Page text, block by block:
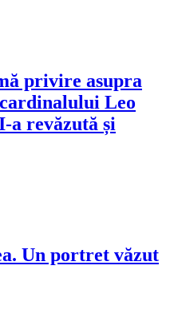
privire asupra
Leo
a revăzută și
Un portret văzut